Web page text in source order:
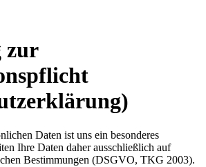
zur
Daten ist uns ein besonderes
Ihre Daten daher ausschließlich auf
Bestimmungen (DSGVO, TKG 2003).